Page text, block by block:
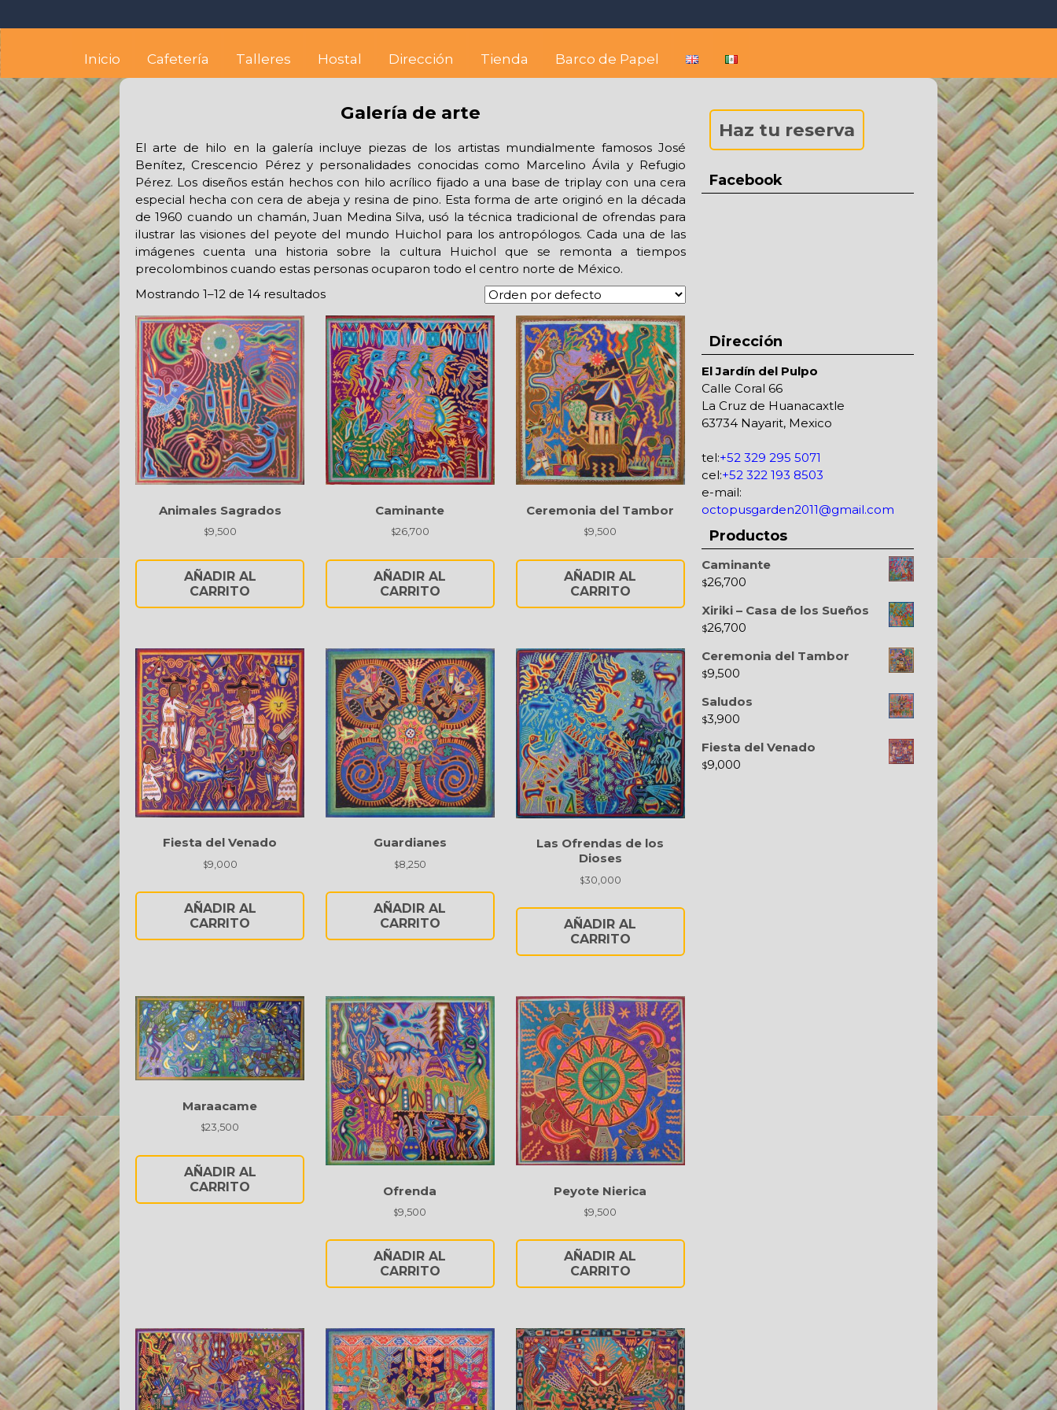
to
Octopus's Garden – The best hostel between Sayulita and Puerto Vallarta
Inicio Cafetería Talleres Hostal Dirección Tienda Barco de Papel
Galería de arte
El arte de hilo en la galería incluye piezas de los artistas mundialmente famosos José
Benítez, Crescencio Pérez y personalidades conocidas como Marcelino Ávila y Refugio
Pérez. Los diseños están hechos con hilo acrílico fijado a una base de triplay con una cera
especial hecha con cera de abeja y resina de pino. Esta forma de arte originó en la década
de 1960 cuando un chamán, Juan Medina Silva, usó la técnica tradicional de ofrendas para
ilustrar las visiones del peyote del mundo Huichol para los antropólogos. Cada una de las
imágenes cuenta una historia sobre la cultura Huichol que se remonta a tiempos
precolombinos cuando estas personas ocuparon todo el centro norte de México.
Mostrando 1–12 de 14 resultados
Animales Sagrados
$9,500
AÑADIR AL
CARRITO
Caminante
$26,700
AÑADIR AL
CARRITO
Ceremonia del Tambor
$9,500
AÑADIR AL
CARRITO
Fiesta del Venado
$9,000
AÑADIR AL
CARRITO
Guardianes
$8,250
AÑADIR AL
CARRITO
Las Ofrendas de los
Dioses
$30,000
AÑADIR AL
CARRITO
Maraacame
$23,500
AÑADIR AL
CARRITO
Ofrenda
$9,500
AÑADIR AL
CARRITO
Peyote Nierica
$9,500
AÑADIR AL
CARRITO
Haz tu reserva
Facebook
Dirección
El Jardín del Pulpo
Calle Coral 66
La Cruz de Huanacaxtle
63734 Nayarit, Mexico
tel:+52 329 295 5071
cel:+52 322 193 8503
e-mail:
octopusgarden2011@gmail.com
Productos
Caminante
$26,700
Xiriki – Casa de los Sueños
$26,700
Ceremonia del Tambor
$9,500
Saludos
$3,900
Fiesta del Venado
$9,000